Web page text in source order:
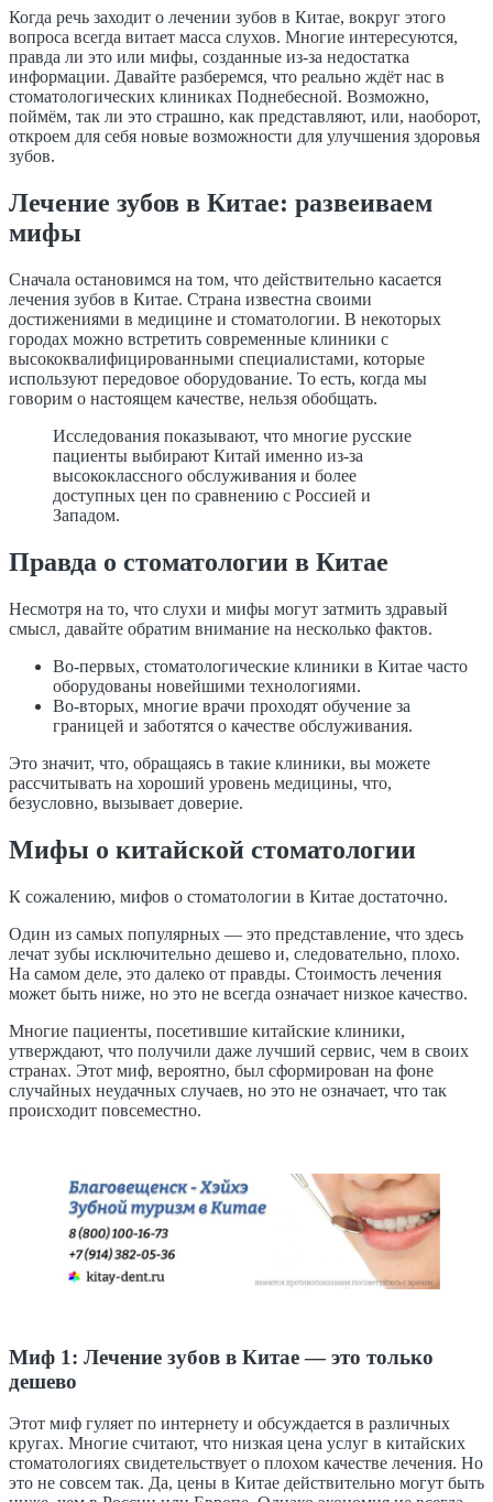
Когда речь заходит о лечении зубов в Китае, вокруг этого
вопроса всегда витает масса слухов. Многие интересуются,
правда ли это или мифы, созданные из-за недостатка
информации. Давайте разберемся, что реально ждёт нас в
стоматологических клиниках Поднебесной. Возможно,
поймём, так ли это страшно, как представляют, или, наоборот,
откроем для себя новые возможности для улучшения здоровья
зубов.
Лечение зубов в Китае: развеиваем
мифы
Сначала остановимся на том, что действительно касается
лечения зубов в Китае. Страна известна своими
достижениями в медицине и стоматологии. В некоторых
городах можно встретить современные клиники с
высококвалифицированными специалистами, которые
используют передовое оборудование. То есть, когда мы
говорим о настоящем качестве, нельзя обобщать.
Исследования показывают, что многие русские
пациенты выбирают Китай именно из-за
высококлассного обслуживания и более
доступных цен по сравнению с Россией и
Западом.
Правда о стоматологии в Китае
Несмотря на то, что слухи и мифы могут затмить здравый
смысл, давайте обратим внимание на несколько фактов.
Во-первых, стоматологические клиники в Китае часто
оборудованы новейшими технологиями.
Во-вторых, многие врачи проходят обучение за
границей и заботятся о качестве обслуживания.
Это значит, что, обращаясь в такие клиники, вы можете
рассчитывать на хороший уровень медицины, что,
безусловно, вызывает доверие.
Мифы о китайской стоматологии
К сожалению, мифов о стоматологии в Китае достаточно.
Один из самых популярных — это представление, что здесь
лечат зубы исключительно дешево и, следовательно, плохо.
На самом деле, это далеко от правды. Стоимость лечения
может быть ниже, но это не всегда означает низкое качество.
Многие пациенты, посетившие китайские клиники,
утверждают, что получили даже лучший сервис, чем в своих
странах. Этот миф, вероятно, был сформирован на фоне
случайных неудачных случаев, но это не означает, что так
происходит повсеместно.
Миф 1: Лечение зубов в Китае — это только
дешево
Этот миф гуляет по интернету и обсуждается в различных
кругах. Многие считают, что низкая цена услуг в китайских
стоматологиях свидетельствует о плохом качестве лечения. Но
это не совсем так. Да, цены в Китае действительно могут быть